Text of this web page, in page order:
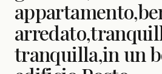
tranquilla,in un